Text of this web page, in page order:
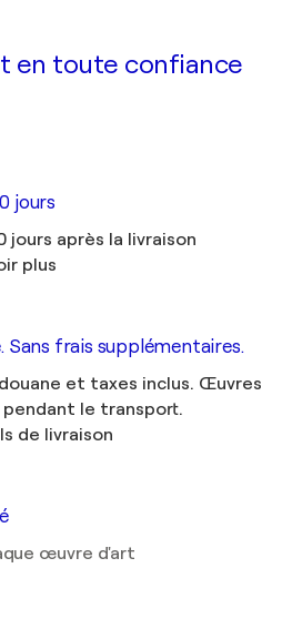
en toute confiance
jours
jours après la livraison
plus
Sans frais supplémentaires.
et taxes inclus. Œuvres
pendant le transport.
de livraison
œuvre d'art